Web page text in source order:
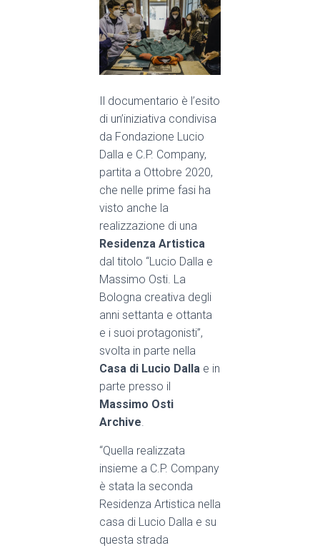
Il documentario è l’esito
di un’iniziativa condivisa
da Fondazione Lucio
Dalla e C.P. Company,
partita a Ottobre 2020,
che nelle prime fasi ha
visto anche la
realizzazione di una
Residenza Artistica
dal titolo “Lucio Dalla e
Massimo Osti. La
Bologna creativa degli
anni settanta e ottanta
e i suoi protagonisti”,
svolta in parte nella
Casa di Lucio Dalla e in
parte presso il
Massimo Osti
Archive.
“Quella realizzata
insieme a C.P. Company
è stata la seconda
Residenza Artistica nella
casa di Lucio Dalla e su
questa strada